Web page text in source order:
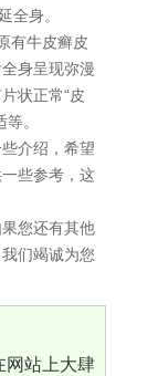
全身。
有牛皮癣皮
身呈现弥漫
状正常“皮
。
介绍，希望
些参考，这
果您还有其他
们竭诚为您
网站上大肆